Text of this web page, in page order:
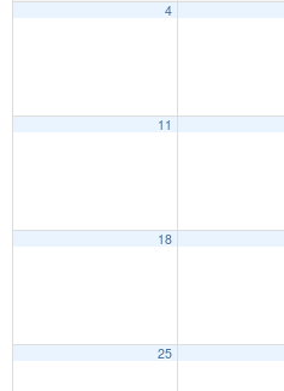
4
11
18
25